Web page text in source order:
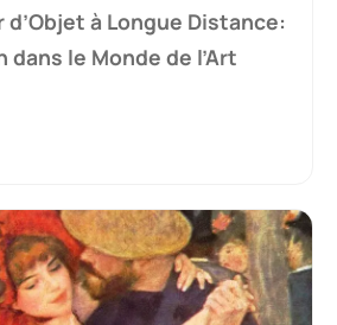
à Longue Distance:
le Monde de l’Art